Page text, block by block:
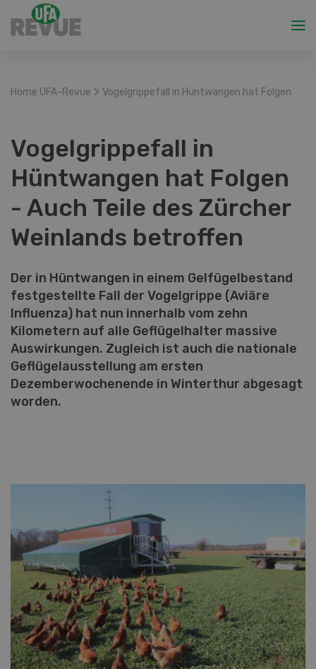
Home UFA-Revue > Vogelgrippefall in Hüntwangen hat Folgen
Vogelgrippefall in
Hüntwangen hat Folgen
- Auch Teile des Zürcher
Weinlands betroffen
Der in Hüntwangen in einem Gelfügelbestand
festgestellte Fall der Vogelgrippe (Aviäre
Influenza) hat nun innerhalb vom zehn
Kilometern auf alle Geflügelhalter massive
Auswirkungen. Zugleich ist auch die nationale
Geflügelausstellung am ersten
Dezemberwochenende in Winterthur abgesagt
worden.